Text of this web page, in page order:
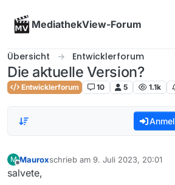
MediathekView-Forum
Übersicht Entwicklerforum
Die aktuelle Version?
Entwicklerforum 10 5 1.1k
M
Offline
Mauroxschrieb am 9. Juli 2023, 20:01
zuletzt editiert von
salvete,